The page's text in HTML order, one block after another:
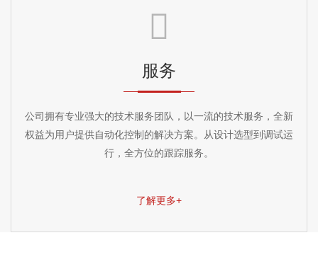
服务
公司拥有专业强大的技术服务团队，以一流的技术服务，全新
权益为用户提供自动化控制的解决方案。从设计选型到调试运
行，全方位的跟踪服务。
了解更多+